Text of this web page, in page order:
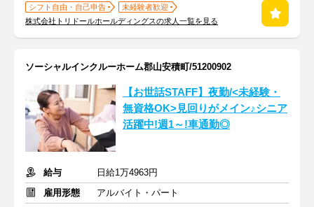
シフト自由・自己申告
未経験者歓迎
株式会社トリドールホールディングスの求人一覧を見る
ソーシャルインクルーホーム郡山安積町/51200902
【お世話STAFF】夜勤/<未経験・
無資格OK>見回りがメイン♪シニア
活躍中!週1～!車通勤◎
給与
日給1万4963円
雇用形態
アルバイト・パート